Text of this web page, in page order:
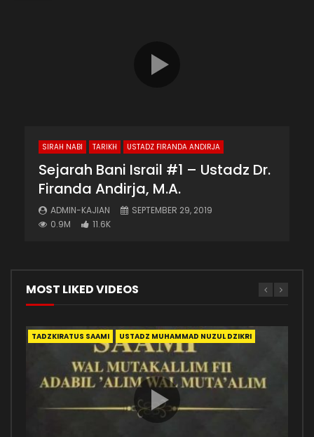
SIRAH NABI TARIKH USTADZ FIRANDA ANDIRJA
Sejarah Bani Israil #1 – Ustadz Dr.
Firanda Andirja, M.A.
ADMIN-KAJIAN
SEPTEMBER 29, 2019
0.9M
11.6K
MOST LIKED VIDEOS
TADZKIRATUS SAAMI USTADZ MUHAMMAD NUZUL DZIKRI
ADAB AKHLAK YAZID JAWAS
MANHAJ MENUNTUT ILMU SOFYAN BASWEDAN
AKHLAK FIRANDA ANDIRJA SURGA
AKHLAK